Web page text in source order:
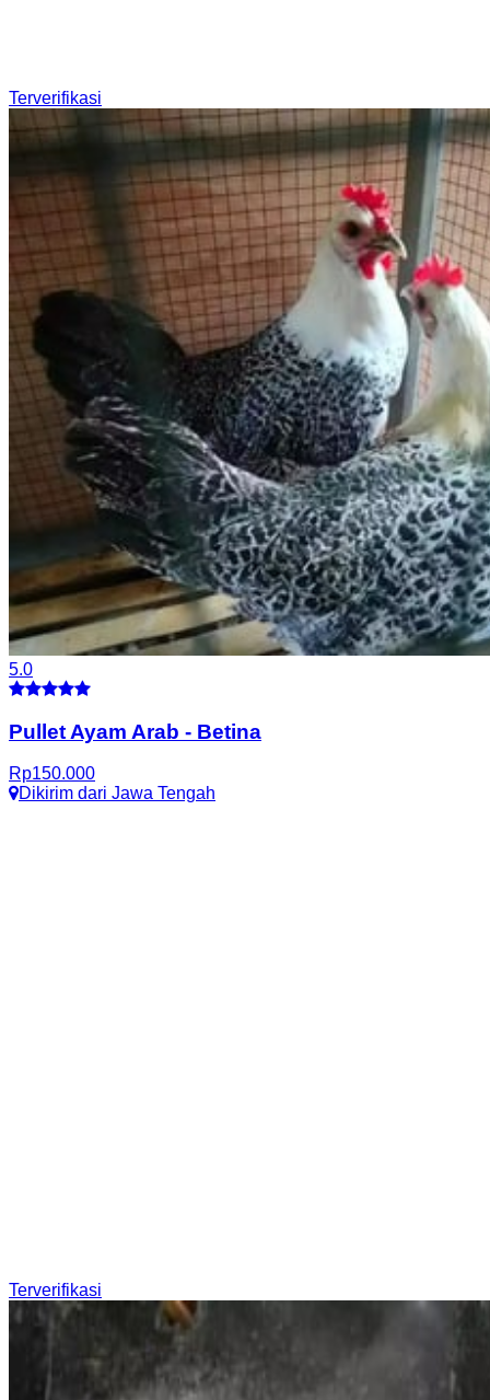
Terverifikasi
5.0
Pullet Ayam Arab - Betina
Rp150.000
Dikirim dari Jawa Tengah
Terverifikasi